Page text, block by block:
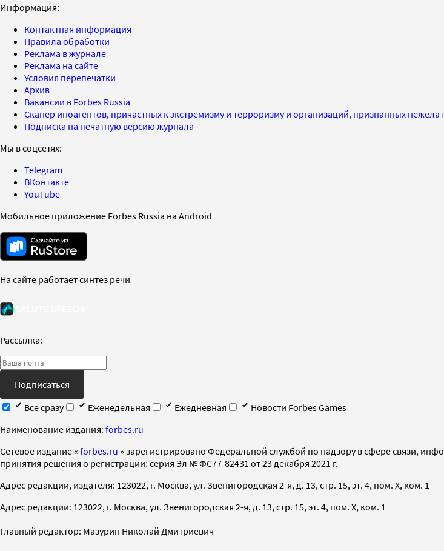
Информация:
Контактная информация
Правила обработки
Реклама в журнале
Реклама на сайте
Условия перепечатки
Архив
Вакансии в Forbes Russia
Сканер иноагентов, причастных к экстремизму и терроризму и организаций, признанных
Подписка на печатную версию журнала
Мы в соцсетях:
Telegram
ВКонтакте
YouTube
Мобильное приложение Forbes Russia на Android
На сайте работает синтез речи
Рассылка:
Подписаться
Все сразу
Еженедельная Ежедневная
Новости Forbes Games
Наименование издания: forbes.ru
Cетевое издание « forbes.ru » зарегистрировано Федеральной службой по надзору в сфере связи,
принятия решения о регистрации: серия Эл № ФС77-82431 от 23 декабря 2021 г.
Адрес редакции, издателя: 123022, г. Москва, ул. Звенигородская 2-я, д. 13, стр. 15, эт. 4, пом. X, ком. 1
Адрес редакции: 123022, г. Москва, ул. Звенигородская 2-я, д. 13, стр. 15, эт. 4, пом. X, ком. 1
Главный редактор: Мазурин Николай Дмитриевич